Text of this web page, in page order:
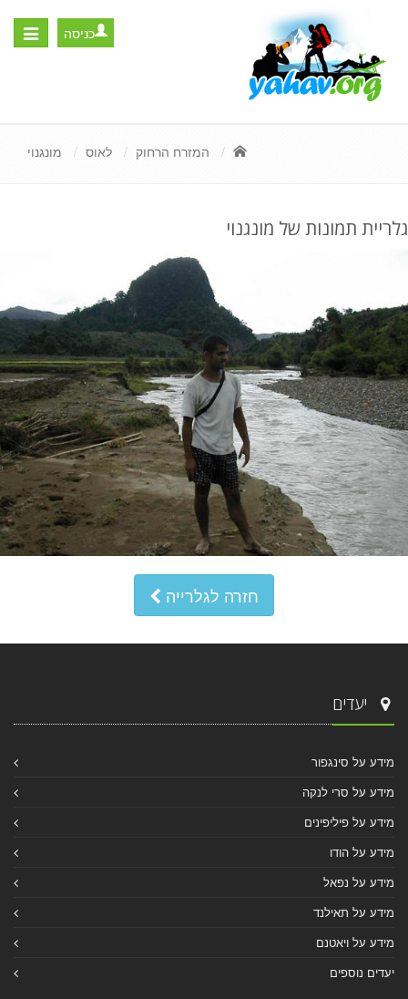
Toggle
כניסה
המזרח הרחוק לאוס מונגנוי
גלריית תמונות של מונגנוי
חזרה לגלרייה
יעדים
מידע על סינגפור
מידע על סרי לנקה
מידע על פיליפינים
מידע על הודו
מידע על נפאל
מידע על תאילנד
מידע על ויאטנם
יעדים נוספים